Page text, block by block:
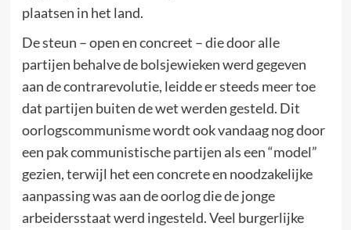
plaatsen in het land.
De steun – open en concreet – die door alle
partijen behalve de bolsjewieken werd gegeven
aan de contrarevolutie, leidde er steeds meer toe
dat partijen buiten de wet werden gesteld. Dit
oorlogscommunisme wordt ook vandaag nog door
een pak communistische partijen als een “model”
gezien, terwijl het een concrete en noodzakelijke
aanpassing was aan de oorlog die de jonge
arbeidersstaat werd ingesteld. Veel burgerlijke